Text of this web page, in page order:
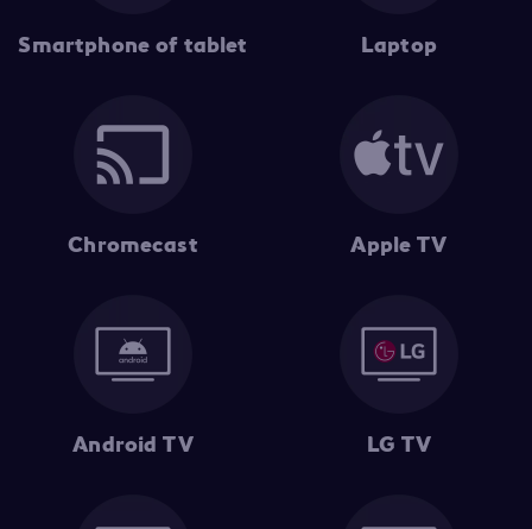
Smartphone of tablet Laptop
Chromecast Apple TV
Android TV LG TV